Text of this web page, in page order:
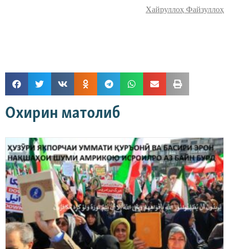
Хайруллоҳ Файзуллоҳ
Охирин матолиб